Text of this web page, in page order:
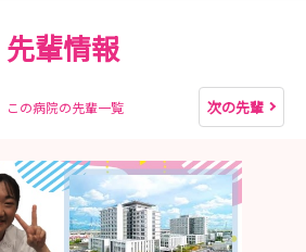
部地域の拠点病院として尽力してい
が完成し病院機能を大幅に拡大させ
へ）地域医療へ貢献します！
★お待ちしています／
先輩情報
この病院の先輩一覧 次の先輩